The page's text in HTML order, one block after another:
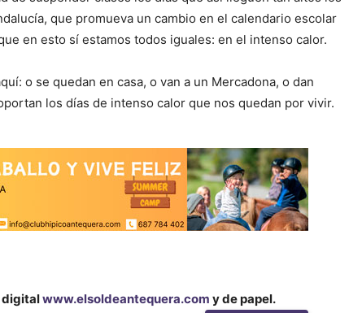
que promueva un cambio en el calendario escolar
en esto sí estamos todos iguales: en el intenso calor.
o se quedan en casa, o van a un Mercadona, o dan
los días de intenso calor que nos quedan por vivir.
digitalwww.elsoldeantequera.com y de papel.